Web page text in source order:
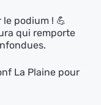
podium ! 💪
qui remporte
La Plaine pour